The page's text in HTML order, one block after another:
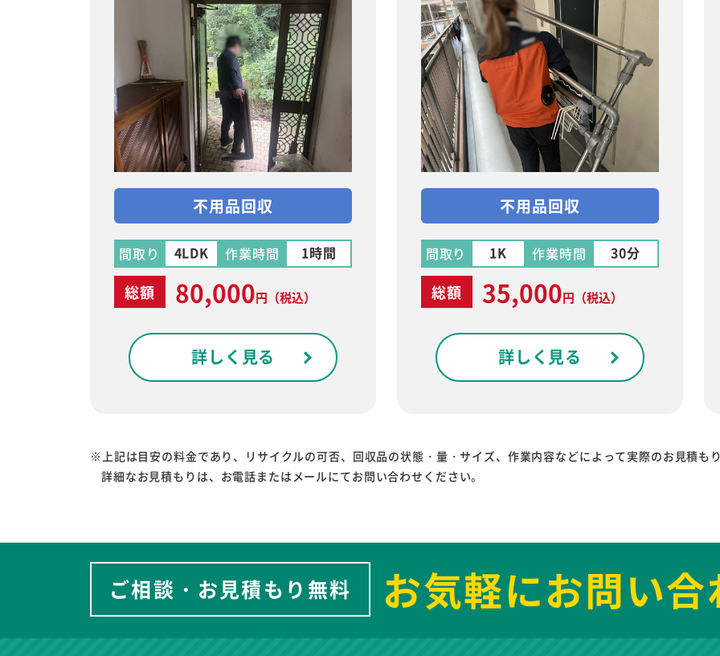
不用品回収
間取り 4LDK 作業時間 1時間
総額 80,000円 （税込）
詳しく見る
不用品回収
間取り 1K 作業時間 30分
総額 35,000円 （税込）
詳しく見る
※上記は目安の料金であり、リサイクルの可否、回収品の状態・量・サイズ、作業内容などによって実際のお見積も
詳細なお見積もりは、お電話またはメールにてお問い合わせください。
ご相談・お見積もり無料 お気軽にお問い